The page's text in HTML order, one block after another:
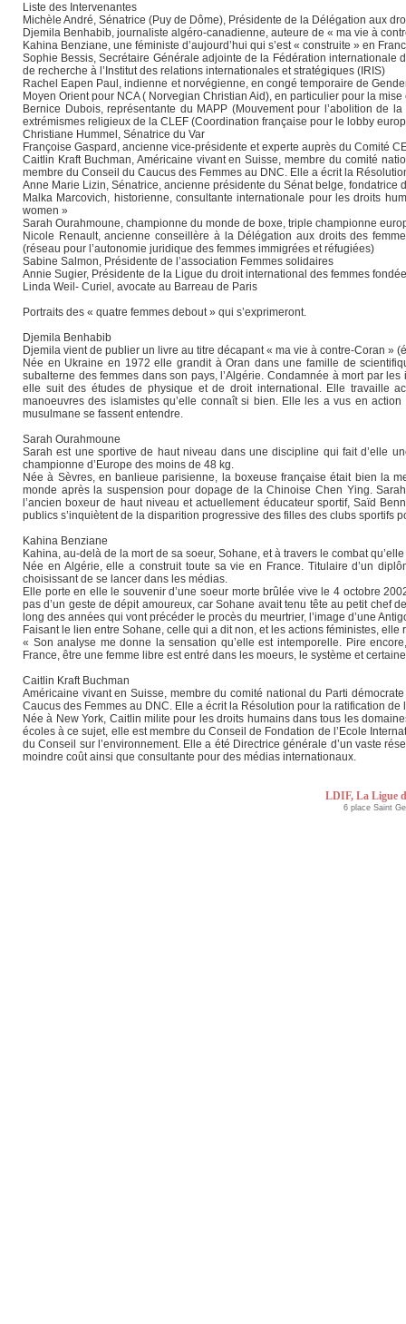
Liste des Intervenantes
Michèle André, Sénatrice (Puy de Dôme), Présidente de la Délégation aux
Djemila Benhabib, journaliste algéro-canadienne, auteure de « ma vie à
Kahina Benziane, une féministe d’aujourd’hui qui s’est « construite » en
Sophie Bessis, Secrétaire Générale adjointe de la Fédération internationale
de recherche à l’Institut des relations internationales et stratégiques (IRIS)
Rachel Eapen Paul, indienne et norvégienne, en congé temporaire de
Moyen Orient pour NCA ( Norvegian Christian Aid), en particulier pour la
Bernice Dubois, représentante du MAPP (Mouvement pour l’abolition de
extrémismes religieux de la CLEF (Coordination française pour le lobby
Christiane Hummel, Sénatrice du Var
Françoise Gaspard, ancienne vice-présidente et experte auprès du Comité
Caitlin Kraft Buchman, Américaine vivant en Suisse, membre du comité
membre du Conseil du Caucus des Femmes au DNC. Elle a écrit la
Anne Marie Lizin, Sénatrice, ancienne présidente du Sénat belge, fondatrice
Malka Marcovich, historienne, consultante internationale pour les droits
women »
Sarah Ourahmoune, championne du monde de boxe, triple championne
Nicole Renault, ancienne conseillère à la Délégation aux droits des
(réseau pour l’autonomie juridique des femmes immigrées et réfugiées)
Sabine Salmon, Présidente de l’association Femmes solidaires
Annie Sugier, Présidente de la Ligue du droit international des femmes
Linda Weil- Curiel, avocate au Barreau de Paris
Portraits des « quatre femmes debout » qui s’exprimeront.
Djemila Benhabib
Djemila vient de publier un livre au titre décapant « ma vie à contre-Coran »
Née en Ukraine en 1972 elle grandit à Oran dans une famille de
subalterne des femmes dans son pays, l’Algérie. Condamnée à mort par
elle suit des études de physique et de droit international. Elle travaille
manoeuvres des islamistes qu’elle connaît si bien. Elle les a vus en
musulmane se fassent entendre.
Sarah Ourahmoune
Sarah est une sportive de haut niveau dans une discipline qui fait d’elle
championne d’Europe des moins de 48 kg.
Née à Sèvres, en banlieue parisienne, la boxeuse française était bien la
monde après la suspension pour dopage de la Chinoise Chen Ying.
l’ancien boxeur de haut niveau et actuellement éducateur sportif, Saïd
publics s’inquiètent de la disparition progressive des filles des clubs sportifs
Kahina Benziane
Kahina, au-delà de la mort de sa soeur, Sohane, et à travers le combat
Née en Algérie, elle a construit toute sa vie en France. Titulaire d’un
choisissant de se lancer dans les médias.
Elle porte en elle le souvenir d’une soeur morte brûlée vive le 4 octobre
pas d’un geste de dépit amoureux, car Sohane avait tenu tête au petit chef
long des années qui vont précéder le procès du meurtrier, l’image d’une
Faisant le lien entre Sohane, celle qui a dit non, et les actions féministes,
« Son analyse me donne la sensation qu’elle est intemporelle. Pire
France, être une femme libre est entré dans les moeurs, le système et
Caitlin Kraft Buchman
Américaine vivant en Suisse, membre du comité national du Parti
Caucus des Femmes au DNC. Elle a écrit la Résolution pour la ratification
Née à New York, Caitlin milite pour les droits humains dans tous les
écoles à ce sujet, elle est membre du Conseil de Fondation de l’Ecole
du Conseil sur l’environnement. Elle a été Directrice générale d’un vaste
moindre coût ainsi que consultante pour des médias internationaux.
LDIF, La Ligue
6 place Saint